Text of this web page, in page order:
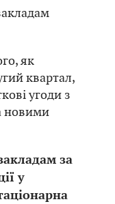
як
квартал,
угоди з
новими
за
у